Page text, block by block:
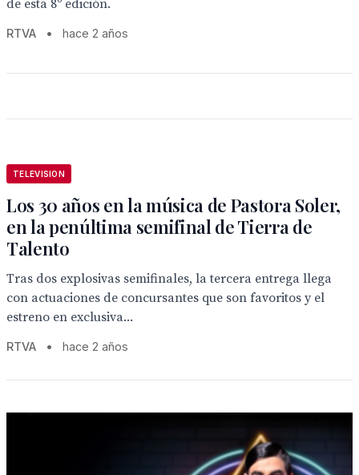
de esta 8º edición.
RTVA • hace 2 años
TELEVISION
Los 30 años en la música de Pastora Soler,
en la penúltima semifinal de Tierra de
Talento
Tras dos explosivas semifinales, la tercera entrega llega
con actuaciones de concursantes que son favoritos y el
estreno en exclusiva...
RTVA • hace 2 años